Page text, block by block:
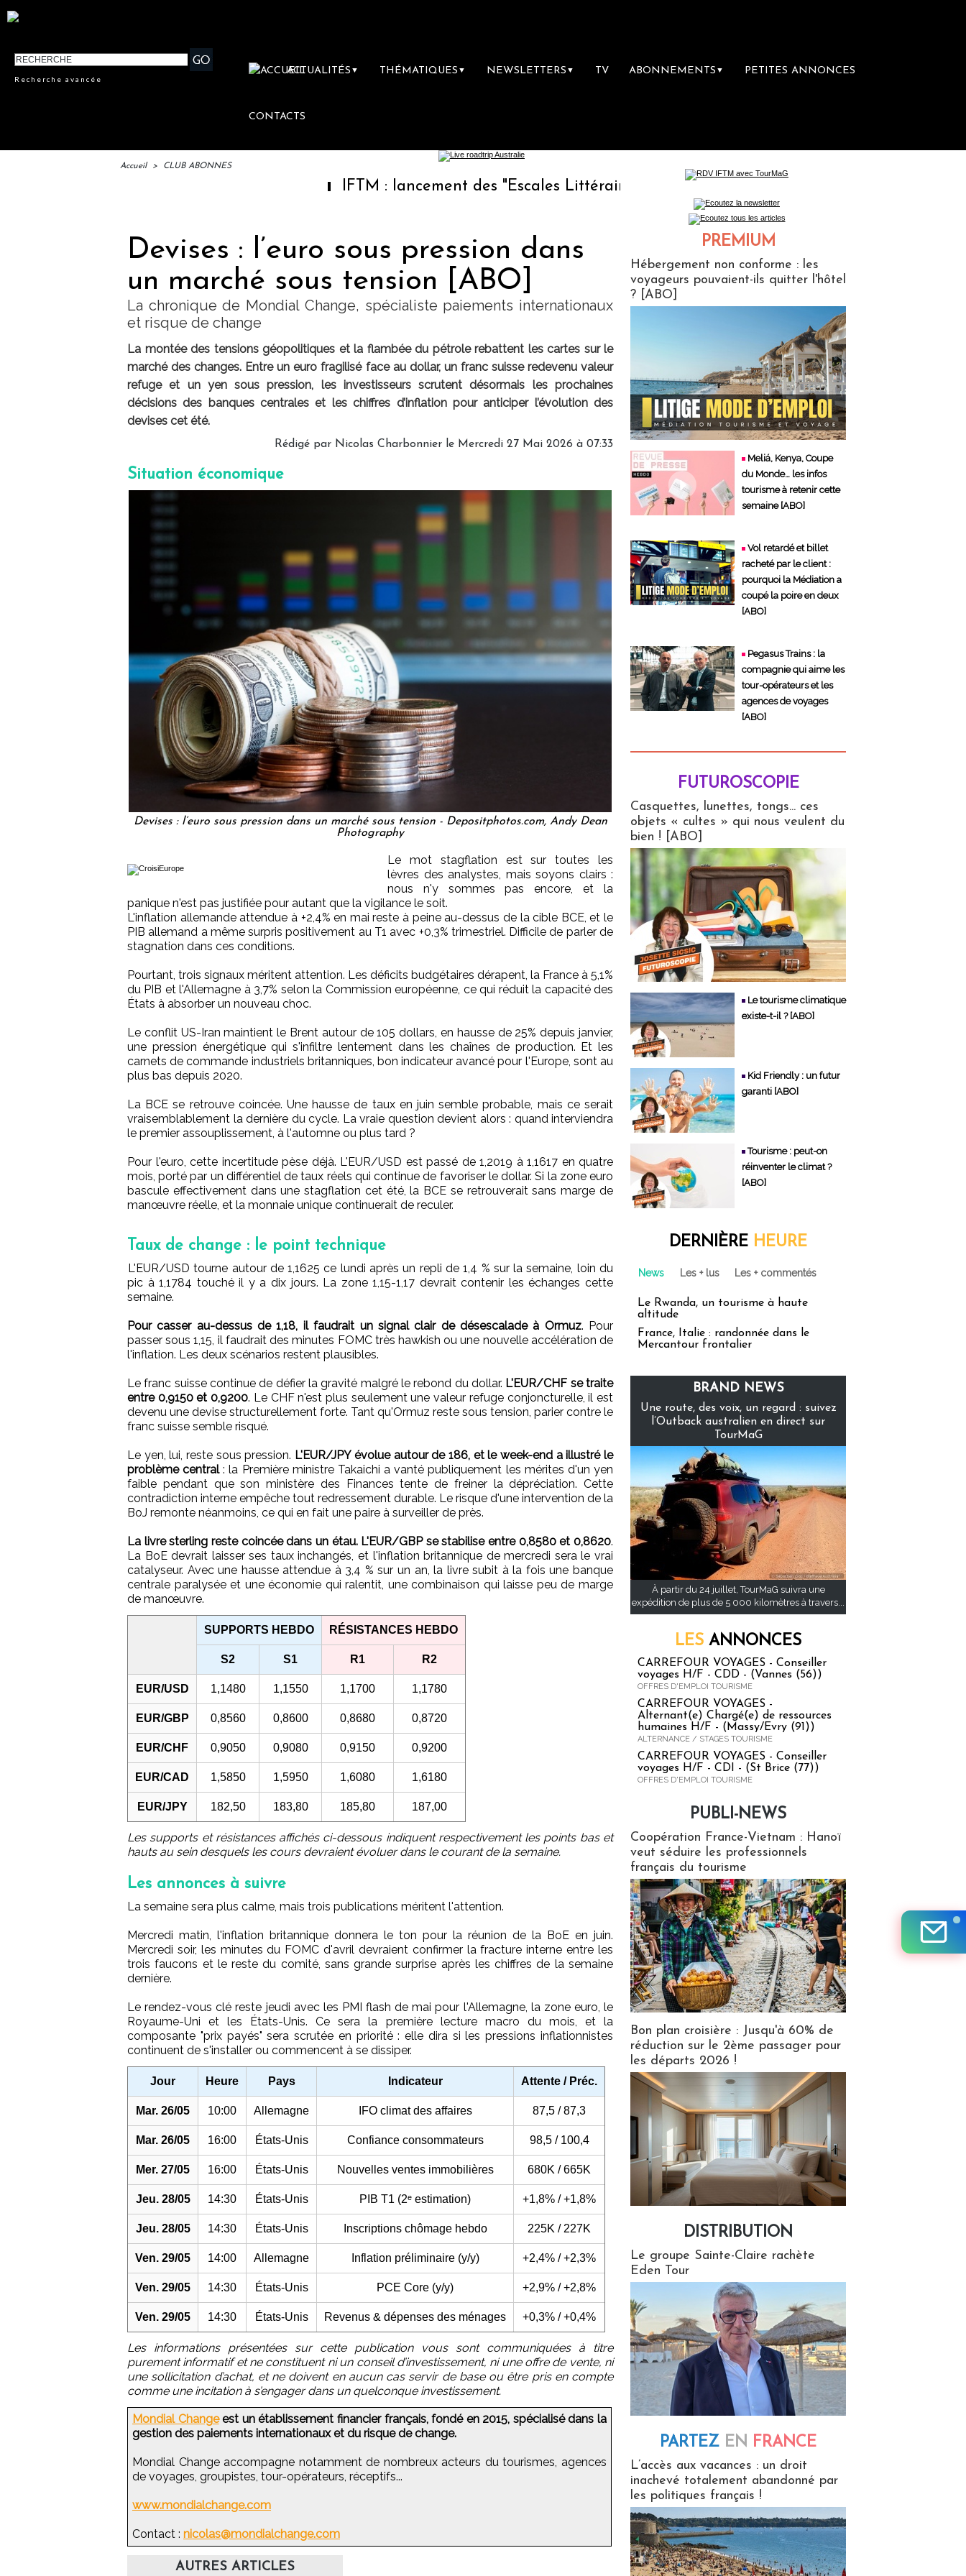
Recherche avancée
ACTUALITÉS ▼ THÉMATIQUES ▼ NEWSLETTERS ▼ TV ABONNEMENTS ▼ PETITES ANNONCES
CONTACTS
Accueil > CLUB ABONNES
IFTM : lancement des "Escales Littéraires", la première librairie du voyage
Devises : l’euro sous pression dans
un marché sous tension [ABO]
La chronique de Mondial Change, spécialiste paiements internationaux
et risque de change
La montée des tensions géopolitiques et la flambée du pétrole rebattent les cartes sur le
marché des changes. Entre un euro fragilisé face au dollar, un franc suisse redevenu valeur
refuge et un yen sous pression, les investisseurs scrutent désormais les prochaines
décisions des banques centrales et les chiffres d’inflation pour anticiper l’évolution des
devises cet été.
Rédigé par Nicolas Charbonnier le Mercredi 27 Mai 2026 à 07:33
Situation économique
Devises : l’euro sous pression dans un marché sous tension - Depositphotos.com, Andy Dean
Photography
Le mot stagflation est sur toutes les
lèvres des analystes, mais soyons clairs :
nous n'y sommes pas encore, et la
panique n'est pas justifiée pour autant que la vigilance le soit.
L'inflation allemande attendue à +2,4% en mai reste à peine au-dessus de la cible BCE, et le
PIB allemand a même surpris positivement au T1 avec +0,3% trimestriel. Difficile de parler de
stagnation dans ces conditions.
Pourtant, trois signaux méritent attention. Les déficits budgétaires dérapent, la France à 5,1%
du PIB et l'Allemagne à 3,7% selon la Commission européenne, ce qui réduit la capacité des
États à absorber un nouveau choc.
Le conflit US-Iran maintient le Brent autour de 105 dollars, en hausse de 25% depuis janvier,
une pression énergétique qui s'infiltre lentement dans les chaînes de production. Et les
carnets de commande industriels britanniques, bon indicateur avancé pour l'Europe, sont au
plus bas depuis 2020.
La BCE se retrouve coincée. Une hausse de taux en juin semble probable, mais ce serait
vraisemblablement la dernière du cycle. La vraie question devient alors : quand interviendra
le premier assouplissement, à l'automne ou plus tard ?
Pour l'euro, cette incertitude pèse déjà. L'EUR/USD est passé de 1,2019 à 1,1617 en quatre
mois, porté par un différentiel de taux réels qui continue de favoriser le dollar. Si la zone euro
bascule effectivement dans une stagflation cet été, la BCE se retrouverait sans marge de
manœuvre réelle, et la monnaie unique continuerait de reculer.
Taux de change : le point technique
L'EUR/USD tourne autour de 1,1625 ce lundi après un repli de 1,4 % sur la semaine, loin du
pic à 1,1784 touché il y a dix jours. La zone 1,15-1,17 devrait contenir les échanges cette
semaine.
Pour casser au-dessus de 1,18, il faudrait un signal clair de désescalade à Ormuz. Pour
passer sous 1,15, il faudrait des minutes FOMC très hawkish ou une nouvelle accélération de
l'inflation. Les deux scénarios restent plausibles.
Le franc suisse continue de défier la gravité malgré le rebond du dollar. L'EUR/CHF se traite
entre 0,9150 et 0,9200. Le CHF n'est plus seulement une valeur refuge conjoncturelle, il est
devenu une devise structurellement forte. Tant qu'Ormuz reste sous tension, parier contre le
franc suisse semble risqué.
Le yen, lui, reste sous pression. L'EUR/JPY évolue autour de 186, et le week-end a illustré le
problème central: la Première ministre Takaichi a vanté publiquement les mérites d'un yen
faible pendant que son ministère des Finances tente de freiner la dépréciation. Cette
contradiction interne empêche tout redressement durable. Le risque d'une intervention de la
BoJ remonte néanmoins, ce qui en fait une paire à surveiller de près.
La livre sterling reste coincée dans un étau. L'EUR/GBP se stabilise entre 0,8580 et 0,8620.
La BoE devrait laisser ses taux inchangés, et l'inflation britannique de mercredi sera le vrai
catalyseur. Avec une hausse attendue à 3,4 % sur un an, la livre subit à la fois une banque
centrale paralysée et une économie qui ralentit, une combinaison qui laisse peu de marge
de manœuvre.
SUPPORTS HEBDO RÉSISTANCES HEBDO
S2 S1 R1 R2
EUR/USD 1,1480 1,1550 1,1700 1,1780
EUR/GBP 0,8560 0,8600 0,8680 0,8720
EUR/CHF 0,9050 0,9080 0,9150 0,9200
EUR/CAD 1,5850 1,5950 1,6080 1,6180
EUR/JPY 182,50 183,80 185,80 187,00
Les supports et résistances affichés ci-dessous indiquent respectivement les points bas et
hauts au sein desquels les cours devraient évoluer dans le courant de la semaine.
Les annonces à suivre
La semaine sera plus calme, mais trois publications méritent l'attention.
Mercredi matin, l'inflation britannique donnera le ton pour la réunion de la BoE en juin.
Mercredi soir, les minutes du FOMC d'avril devraient confirmer la fracture interne entre les
trois faucons et le reste du comité, sans grande surprise après les chiffres de la semaine
dernière.
Le rendez-vous clé reste jeudi avec les PMI flash de mai pour l'Allemagne, la zone euro, le
Royaume-Uni et les États-Unis. Ce sera la première lecture macro du mois, et la
composante "prix payés" sera scrutée en priorité : elle dira si les pressions inflationnistes
continuent de s'installer ou commencent à se dissiper.
Jour Heure Pays Indicateur Attente / Préc.
Mar. 26/05 10:00 Allemagne IFO climat des affaires 87,5 / 87,3
Mar. 26/05 16:00 États-Unis Confiance consommateurs 98,5 / 100,4
Mer. 27/05 16:00 États-Unis Nouvelles ventes immobilières 680K / 665K
Jeu. 28/05 14:30 États-Unis PIB T1 (2ᵉ estimation) +1,8% / +1,8%
Jeu. 28/05 14:30 États-Unis Inscriptions chômage hebdo 225K / 227K
Ven. 29/05 14:00 Allemagne Inflation préliminaire (y/y) +2,4% / +2,3%
Ven. 29/05 14:30 États-Unis PCE Core (y/y) +2,9% / +2,8%
Ven. 29/05 14:30 États-Unis Revenus & dépenses des ménages +0,3% / +0,4%
Les informations présentées sur cette publication vous sont communiquées à titre
purement informatif et ne constituent ni un conseil d’investissement, ni une offre de vente, ni
une sollicitation d’achat, et ne doivent en aucun cas servir de base ou être pris en compte
comme une incitation à s’engager dans un quelconque investissement.
Mondial Change est un établissement financier français, fondé en 2015, spécialisé dans la
gestion des paiements internationaux et du risque de change.
Mondial Change accompagne notamment de nombreux acteurs du tourismes, agences
de voyages, groupistes, tour-opérateurs, réceptifs...
www.mondialchange.com
Contact : nicolas@mondialchange.com
AUTRES ARTICLES
PREMIUM
Hébergement non conforme : les
voyageurs pouvaient-ils quitter l'hôtel
? [ABO]
Meliá, Kenya, Coupe
du Monde… les infos
tourisme à retenir cette
semaine [ABO]
Vol retardé et billet
racheté par le client :
pourquoi la Médiation a
coupé la poire en deux
[ABO]
Pegasus Trains : la
compagnie qui aime les
tour-opérateurs et les
agences de voyages
[ABO]
FUTUROSCOPIE
Casquettes, lunettes, tongs... ces
objets « cultes » qui nous veulent du
bien ! [ABO]
Le tourisme climatique
existe-t-il ? [ABO]
Kid Friendly : un futur
garanti [ABO]
Tourisme : peut-on
réinventer le climat ?
[ABO]
DERNIÈRE HEURE
News Les + lus Les + commentés
Le Rwanda, un tourisme à haute
altitude
France, Italie : randonnée dans le
Mercantour frontalier
BRAND NEWS
Une route, des voix, un regard : suivez
l’Outback australien en direct sur
TourMaG
À partir du 24 juillet, TourMaG suivra une
expédition de plus de 5 000 kilomètres à travers...
LES ANNONCES
CARREFOUR VOYAGES - Conseiller
voyages H/F - CDD - (Vannes (56))
OFFRES D'EMPLOI TOURISME
CARREFOUR VOYAGES -
Alternant(e) Chargé(e) de ressources
humaines H/F - (Massy/Evry (91))
ALTERNANCE / STAGES TOURISME
CARREFOUR VOYAGES - Conseiller
voyages H/F - CDI - (St Brice (77))
OFFRES D'EMPLOI TOURISME
PUBLI-NEWS
Coopération France-Vietnam : Hanoï
veut séduire les professionnels
français du tourisme
Bon plan croisière : Jusqu'à 60% de
réduction sur le 2ème passager pour
les départs 2026 !
DISTRIBUTION
Le groupe Sainte-Claire rachète
Eden Tour
PARTEZ EN FRANCE
L’accès aux vacances : un droit
inachevé totalement abandonné par
les politiques français !